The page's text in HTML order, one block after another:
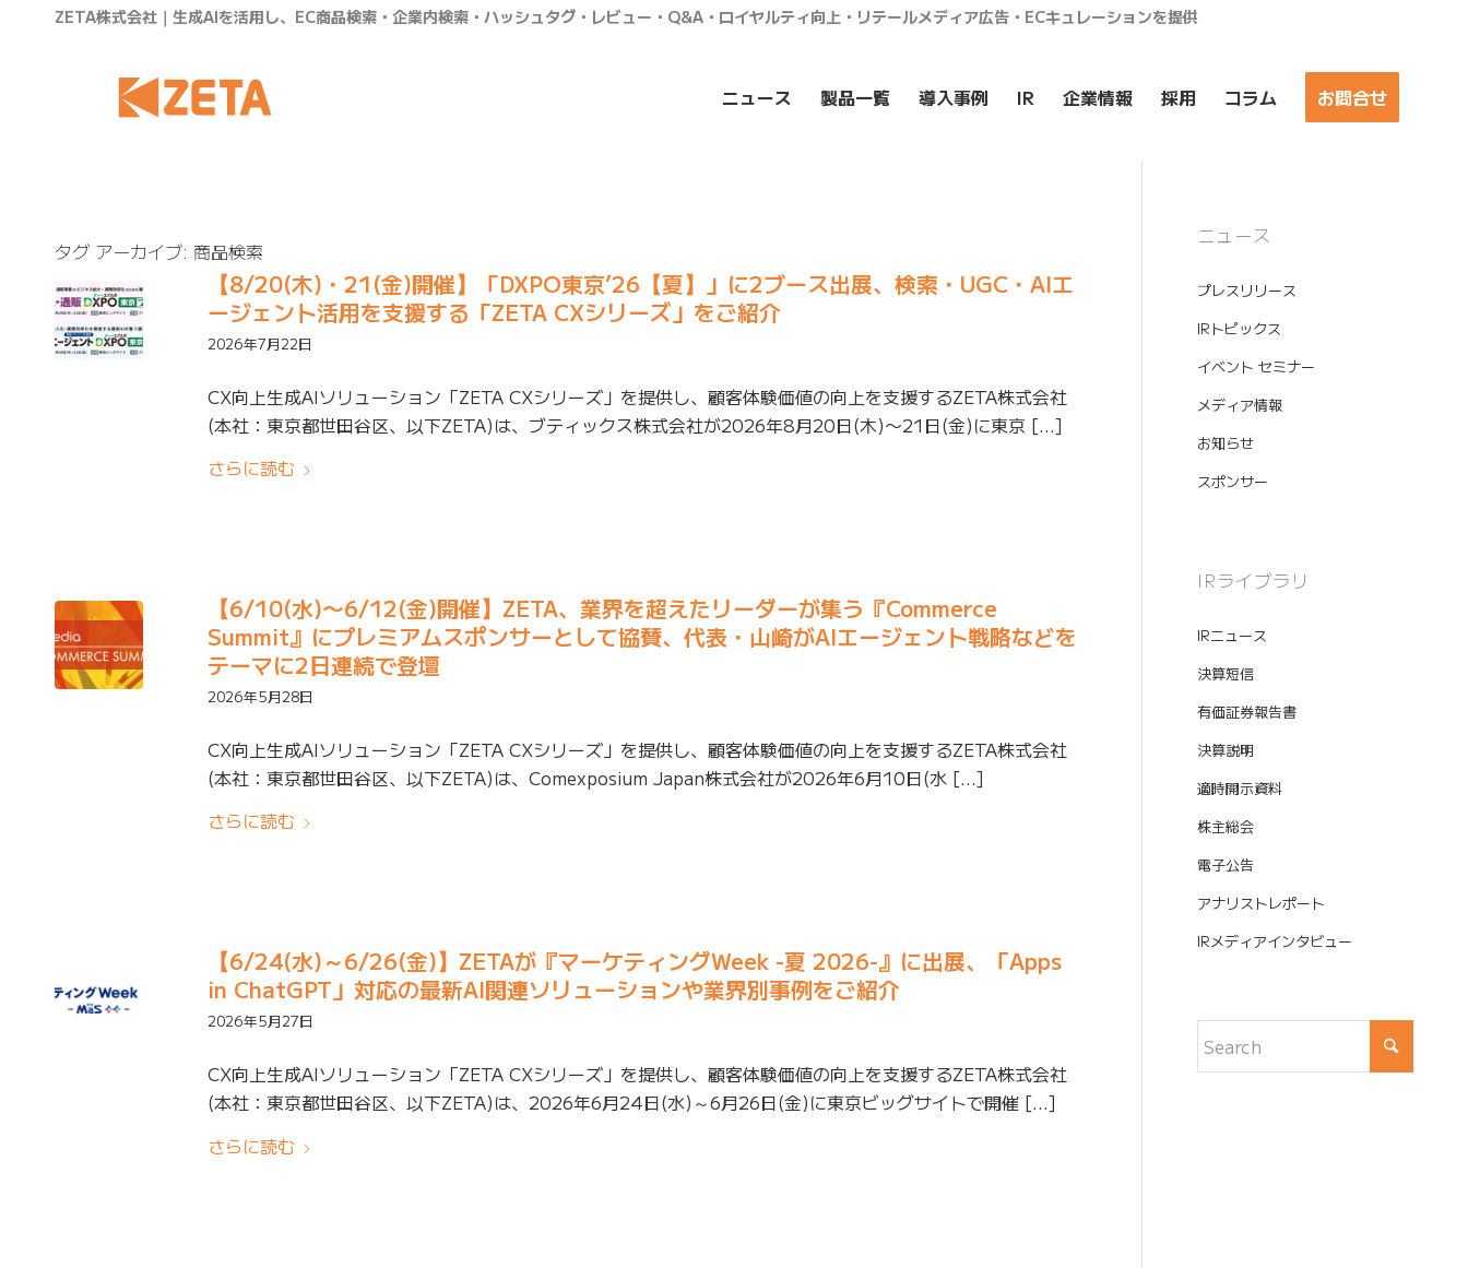
ZETA株式会社｜生成AIを活用し、EC商品検索・企業内検索・ハッシュタグ・レビュー・Q&A・ロイヤルティ向上・リテールメディア広告・ECキュレーションを提供
ニュース 製品一覧 導入事例 IR 企業情報 採用 コラム お問合せ
タグ アーカイブ: 商品検索
【8/20(木)・21(金)開催】「DXPO東京’26【夏】」に2ブース出展、検索・UGC・AIエ
ージェント活用を支援する「ZETA CXシリーズ」をご紹介
2026年7月22日
CX向上生成AIソリューション「ZETA CXシリーズ」を提供し、顧客体験価値の向上を支援するZETA株式会社
(本社：東京都世田谷区、以下ZETA)は、ブティックス株式会社が2026年8月20日(木)〜21日(金)に東京 […]
さらに読む
【6/10(水)〜6/12(金)開催】ZETA、業界を超えたリーダーが集う『Commerce
Summit』にプレミアムスポンサーとして協賛、代表・山崎がAIエージェント戦略などを
テーマに2日連続で登壇
2026年5月28日
CX向上生成AIソリューション「ZETA CXシリーズ」を提供し、顧客体験価値の向上を支援するZETA株式会社
(本社：東京都世田谷区、以下ZETA)は、Comexposium Japan株式会社が2026年6月10日(水 […]
さらに読む
【6/24(水)～6/26(金)】ZETAが『マーケティングWeek -夏 2026-』に出展、「Apps
in ChatGPT」対応の最新AI関連ソリューションや業界別事例をご紹介
2026年5月27日
CX向上生成AIソリューション「ZETA CXシリーズ」を提供し、顧客体験価値の向上を支援するZETA株式会社
(本社：東京都世田谷区、以下ZETA)は、2026年6月24日(水)～6月26日(金)に東京ビッグサイトで開催 […]
さらに読む
ニュース
プレスリリース
IRトピックス
イベント セミナー
メディア情報
お知らせ
スポンサー
IRライブラリ
IRニュース
決算短信
有価証券報告書
決算説明
適時開示資料
株主総会
電子公告
アナリストレポート
IRメディアインタビュー